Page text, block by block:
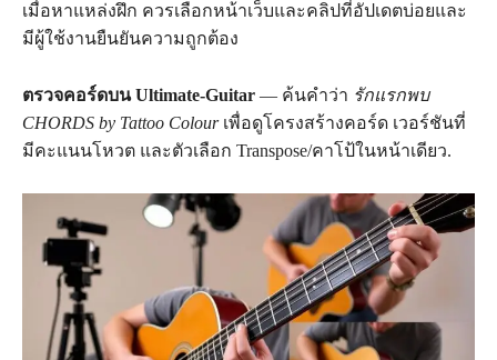
เมื่อหาแหล่งฝึก ควรเลือกหน้าเว็บและคลิปที่อัปเดตบ่อยและ
มีผู้ใช้งานยืนยันความถูกต้อง
ตรวจคอร์ดบน Ultimate‑Guitar — ค้นคำว่า รักแรกพบ
CHORDS by Tattoo Colourเพื่อดูโครงสร้างคอร์ด เวอร์ชันที่
มีคะแนนโหวต และตัวเลือก Transpose/คาโป้ในหน้าเดียว.